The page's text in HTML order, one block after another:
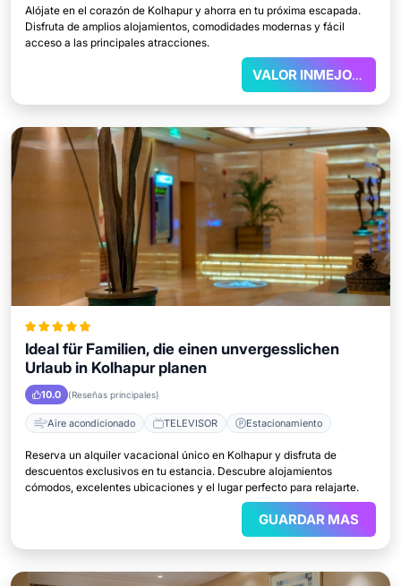
Alójate en el corazón de Kolhapur y ahorra en tu próxima escapada.
Disfruta de amplios alojamientos, comodidades modernas y fácil
acceso a las principales atracciones.
VALOR INMEJORABLE
Ideal für Familien, die einen unvergesslichen
Urlaub in Kolhapur planen
10.0 (Reseñas principales)
Aire acondicionado TELEVISOR Estacionamiento
Reserva un alquiler vacacional único en Kolhapur y disfruta de
descuentos exclusivos en tu estancia. Descubre alojamientos
cómodos, excelentes ubicaciones y el lugar perfecto para relajarte.
GUARDAR MAS